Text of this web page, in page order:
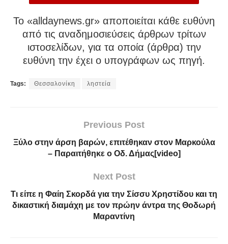
To «alldaynews.gr» αποποιείται κάθε ευθύνη
από τις αναδημοσιεύσεις άρθρων τρίτων
ιστοσελίδων, για τα οποία (άρθρα) την
ευθύνη την έχει ο υπογράφων ως πηγή.
Tags: Θεσσαλονίκη ληστεία
Previous Post
Ξύλο στην άρση βαρών, επιτέθηκαν στον Μαρκούλα
– Παραιτήθηκε ο Οδ. Δήμας[video]
Next Post
Τι είπε η Φαίη Σκορδά για την Σίσσυ Χρηστίδου και τη
δικαστική διαμάχη με τον πρώην άντρα της Θοδωρή
Μαραντίνη